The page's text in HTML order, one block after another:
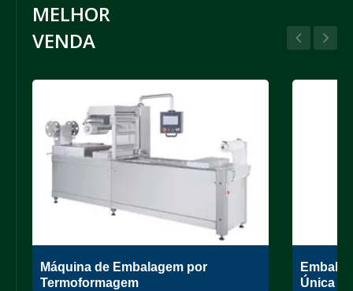
MELHOR
VENDA
Máquina de Embalagem por
Termoformagem
Única